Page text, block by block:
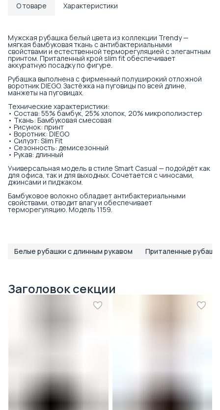
О товаре Характеристики
Мужская рубашка белый цвета из коллекции Trendy —
мягкая бамбуковая ткань с антибактериальными
свойствами и естественной терморегуляцией с элегантным
принтом. Приталенный крой slim fit обеспечивает
аккуратную посадку по фигуре.
Рубашка выполнена с фирменный полуширокий отложной
воротник DIEGO. Застёжка на пуговицы по всей длине,
манжеты на пуговицах.
Технические характеристики:
• Состав: 55% бамбук, 25% хлопок, 20% микрополиэстер
• Ткань: Бамбуковая смесовая
• Рисунок: принт
• Воротник: DIEGO
• Силуэт: Slim Fit
• Сезонность: демисезонный
• Рукав: длинный
Универсальная модель в стиле Smart Casual — подойдёт как
для офиса, так и для выходных. Сочетается с чиносами,
джинсами и пиджаком.
Бамбуковое волокно обладает антибактериальными
свойствами, отводит влагу и обеспечивает
терморегуляцию. Модель 1159.
Белые рубашки с длинным рукавом Приталенные
Заголовок секции